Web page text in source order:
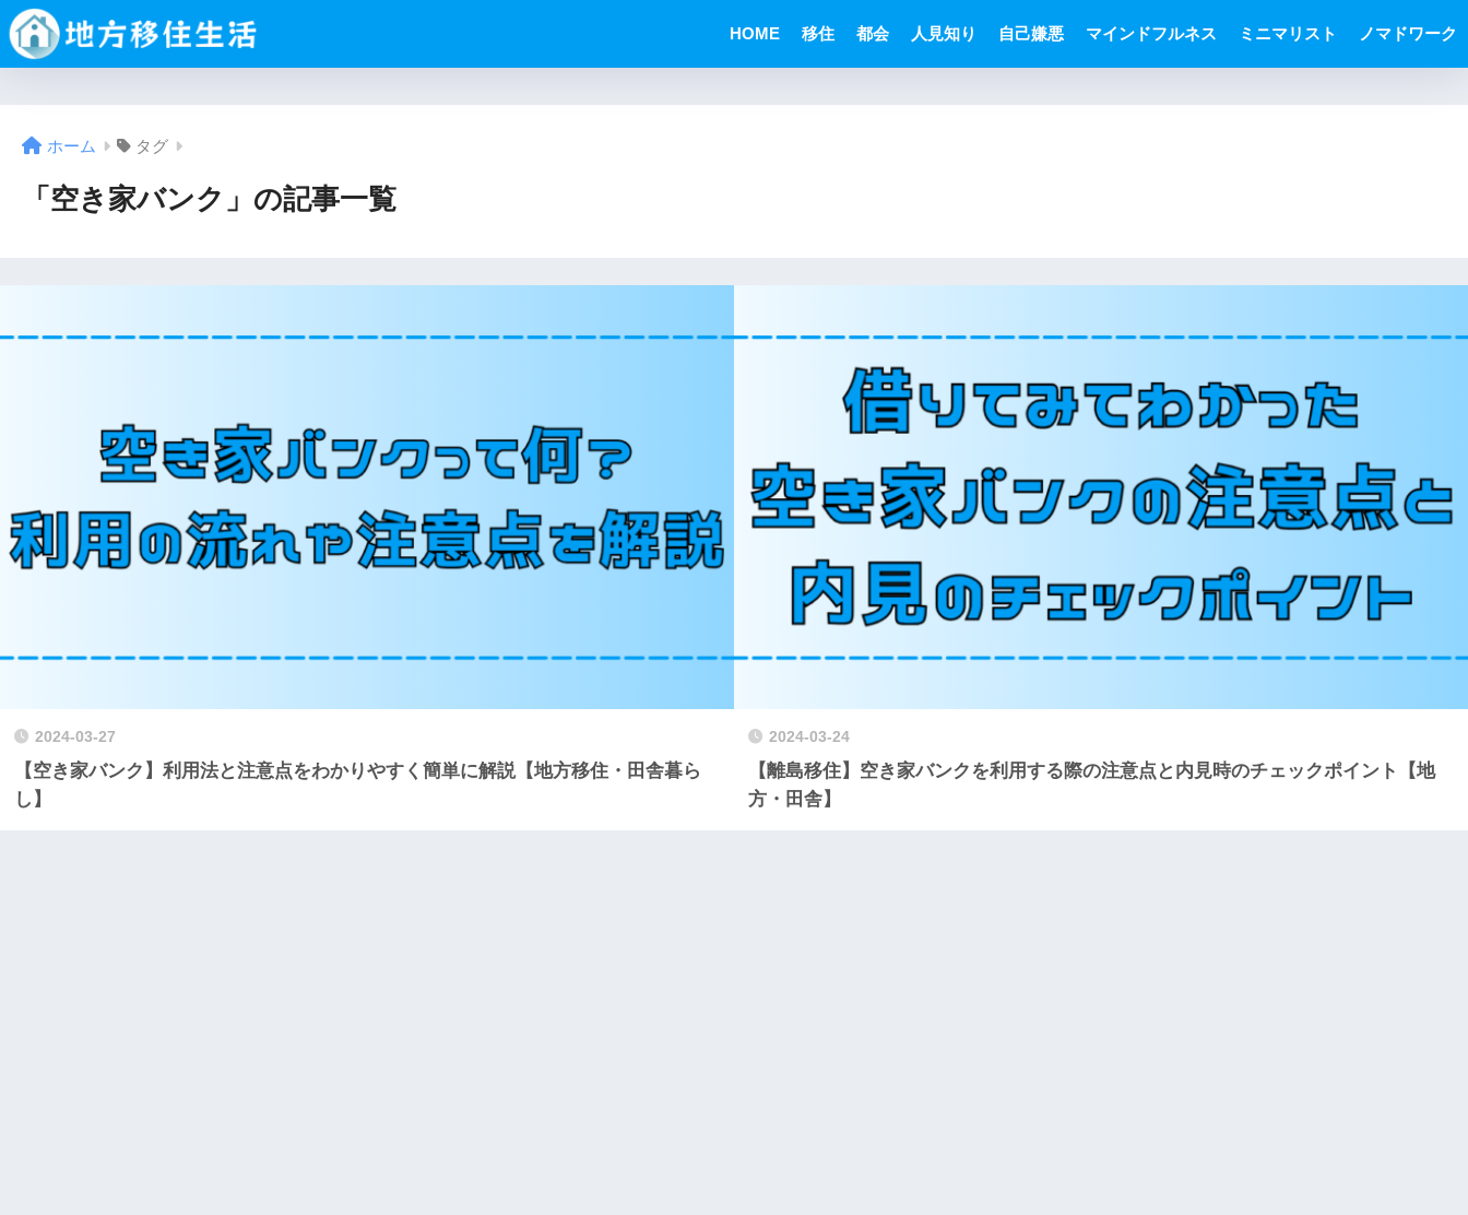
HOME 移住 都会 人見知り 自己嫌悪 マインドフルネス ミニマリスト ノマドワーク
ホーム タグ
「空き家バンク」の記事一覧
2024-03-27
【空き家バンク】利用法と注意点をわかりやすく簡単に解説【地方移住・田舎暮ら
し】
2024-03-24
【離島移住】空き家バンクを利用する際の注意点と内見時のチェックポイント【地
方・田舎】